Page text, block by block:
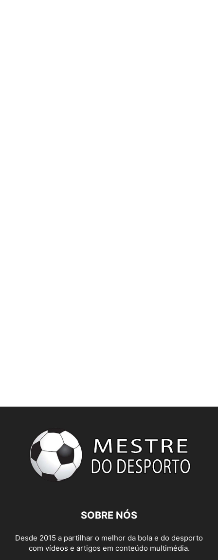
SOBRE NÓS
Desde 2015 a partilhar o melhor da bola e do desporto
com vídeos e artigos em conteúdo multimédia.